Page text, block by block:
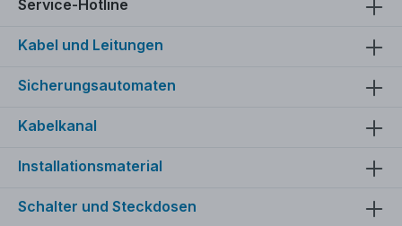
Service-Hotline
Kabel und Leitungen
Sicherungsautomaten
Kabelkanal
Installationsmaterial
Schalter und Steckdosen